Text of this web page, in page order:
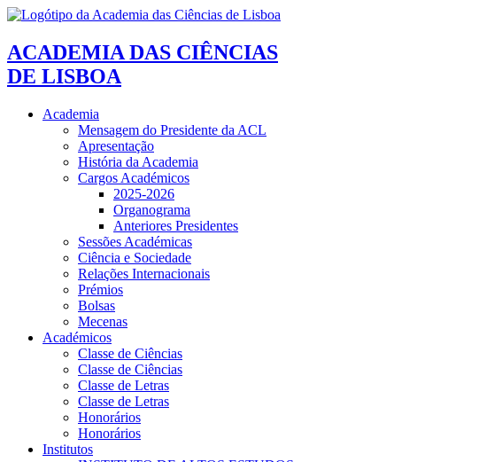
ACADEMIA DAS CIÊNCIAS
DE LISBOA
Academia
Mensagem do Presidente da ACL
Apresentação
História da Academia
Cargos Académicos
2025-2026
Organograma
Anteriores Presidentes
Sessões Académicas
Ciência e Sociedade
Relações Internacionais
Prémios
Bolsas
Mecenas
Académicos
Classe de Ciências
Classe de Ciências
Classe de Letras
Classe de Letras
Honorários
Honorários
Institutos